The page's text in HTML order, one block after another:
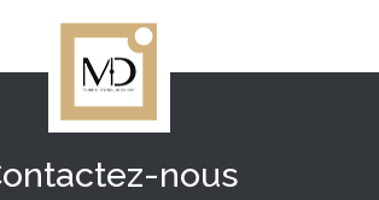
nous